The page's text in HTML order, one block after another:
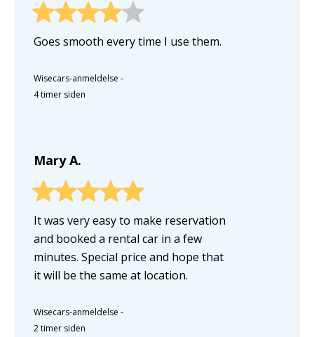
Goes smooth every time I use them.
Wisecars-anmeldelse -
4 timer siden
Mary A.
It was very easy to make reservation
and booked a rental car in a few
minutes. Special price and hope that
it will be the same at location.
Wisecars-anmeldelse -
2 timer siden